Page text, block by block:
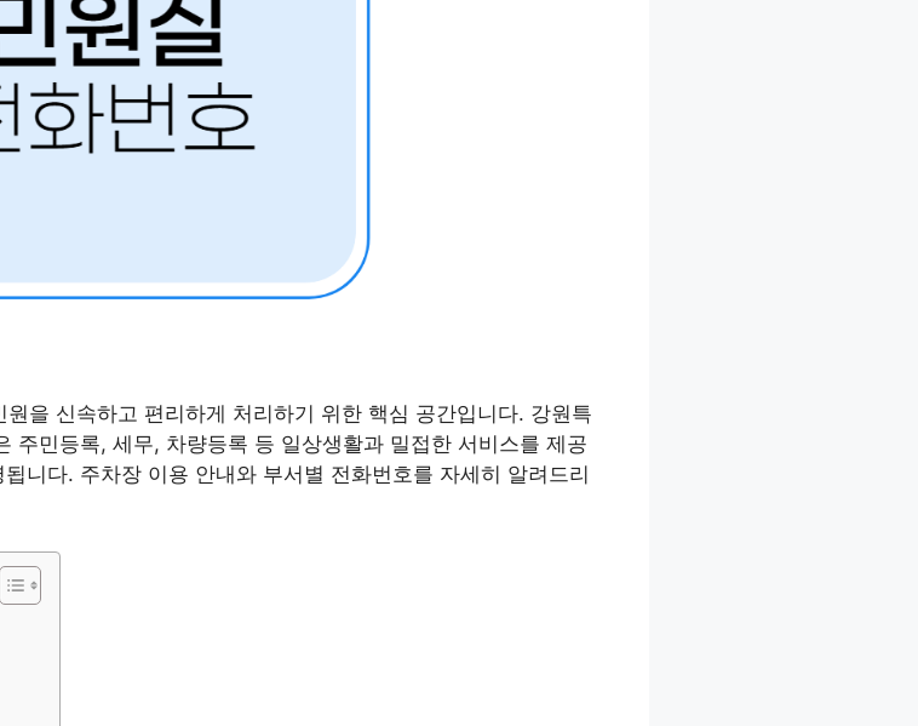
을 신속하고 편리하게 처리하기 위한 핵심 공간입니다. 강원특
주민등록, 세무, 차량등록 등 일상생활과 밀접한 서비스를 제공
니다. 주차장 이용 안내와 부서별 전화번호를 자세히 알려드리